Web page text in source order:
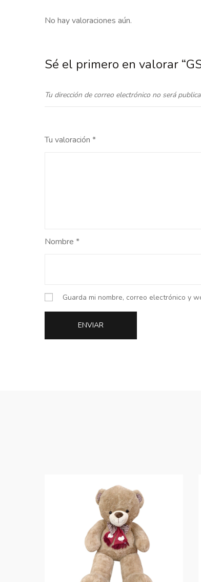
No hay valoraciones aún.
Sé el primero en valorar
Tu dirección de correo electrónico no será
Tu valoración *
Nombre *
Guarda mi nombre, correo electrónico y